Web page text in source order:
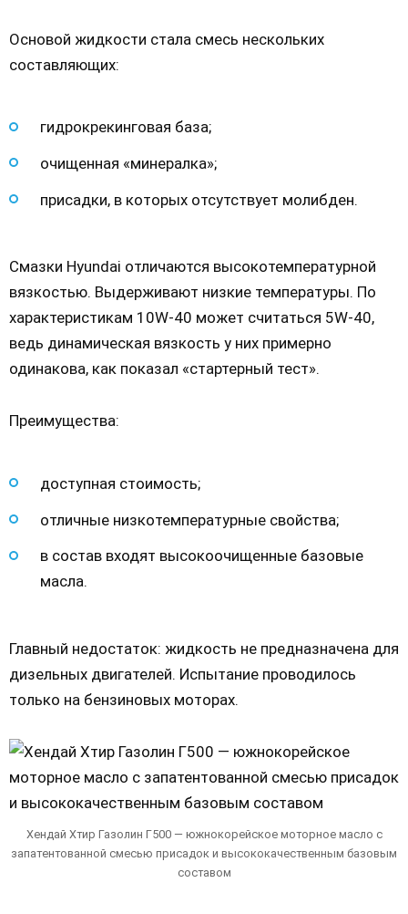
Основой жидкости стала смесь нескольких
составляющих:
гидрокрекинговая база;
очищенная «минералка»;
присадки, в которых отсутствует молибден.
Смазки Hyundai отличаются высокотемпературной
вязкостью. Выдерживают низкие температуры. По
характеристикам 10W-40 может считаться 5W-40,
ведь динамическая вязкость у них примерно
одинакова, как показал «стартерный тест».
Преимущества:
доступная стоимость;
отличные низкотемпературные свойства;
в состав входят высокоочищенные базовые
масла.
Главный недостаток: жидкость не предназначена для
дизельных двигателей. Испытание проводилось
только на бензиновых моторах.
Хендай Хтир Газолин Г500 — южнокорейское моторное масло с
запатентованной смесью присадок и высококачественным базовым
составом